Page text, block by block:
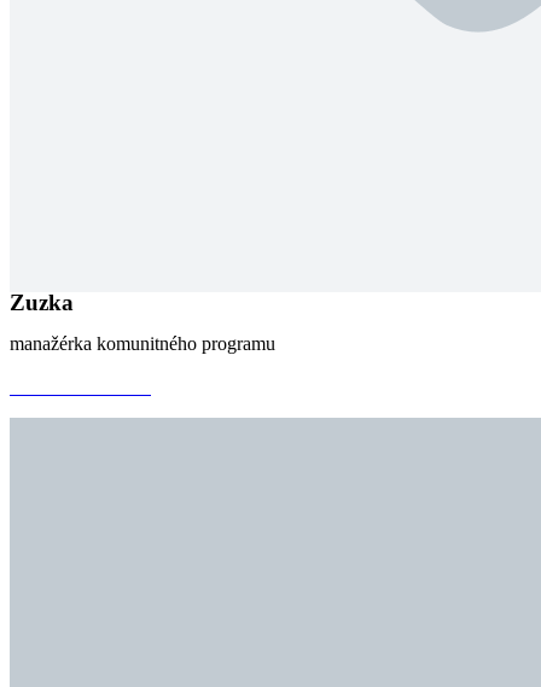
Zuzka
manažérka komunitného programu